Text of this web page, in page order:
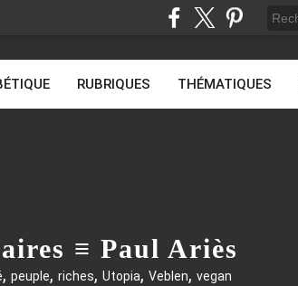
RUBRIQUES THÉMATIQUES
≡ Paul Ariès
, peuple, riches, Utopia, Veblen, vegan